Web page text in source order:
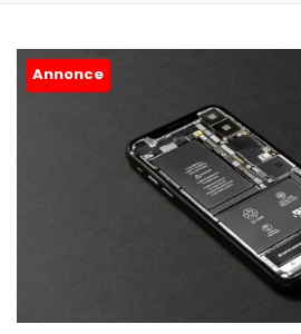
Annonce